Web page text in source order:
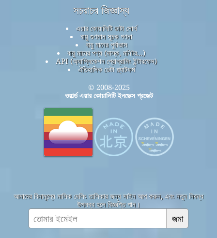
সচরাচর জিজ্ঞাস্য
এয়ার কোয়ালিটি ডাটা সোর্স
বায়ু গুণমান সূচক গণনা
বায়ু মানের পূর্বাভাস
বায়ু মানের পণ্য (মাস্ক, মনিটর...)
API (অ্যাপ্লিকেশন প্রোগ্রামিং ইন্টারফেস)
ঐতিহাসিক ডেটা প্ল্যাটফর্ম
© 2008-2025
ওয়ার্ল্ড এয়ার কোয়ালিটি ইনডেক্স প্রজেক্ট
আমাদের বিনামূল্যে মাসিক মেলিং তালিকার জন্য সাইন আপ করুন, এবং নতুন নিবন্ধ
উপলব্ধ হলে বিজ্ঞপ্তি পান।
জমা